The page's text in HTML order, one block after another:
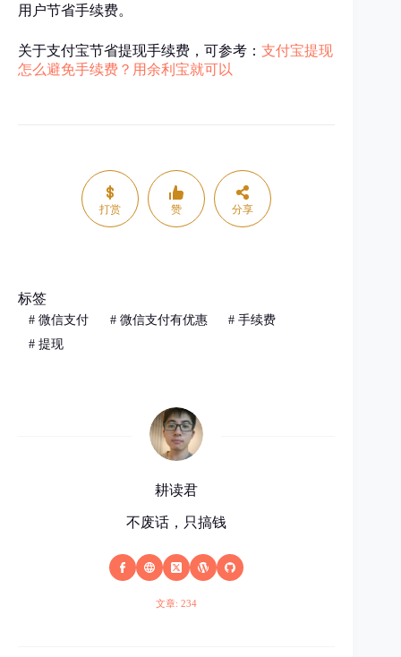
用户节省手续费。
关于支付宝节省提现手续费，可参考： 支付宝提现
怎么避免手续费？用余利宝就可以
打赏 赞 分享
标签
#微信支付 #微信支付有优惠 # 手续费
#提现
耕读君
不废话，只搞钱
文章: 234